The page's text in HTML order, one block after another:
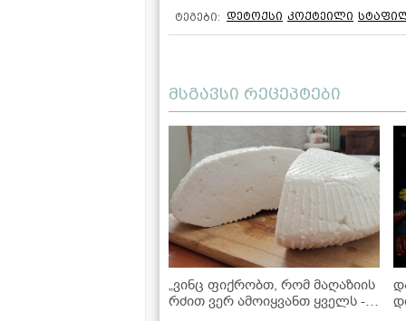
ტეგები: დეტოქსი კოქტეილი
მსგავსი რეცეპტები
„ვინც ფიქრობთ, რომ მაღაზიის
რძით ვერ ამოიყვანთ ყველს -